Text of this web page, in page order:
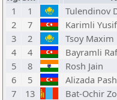
1
1 Tulendinov
2
7 Karimli Yusif
3
2 Tsoy Maxim
4
4 Bayramli
5
8 Rosh Jain
6
5 Alizada
7
13 Bat-Ochir